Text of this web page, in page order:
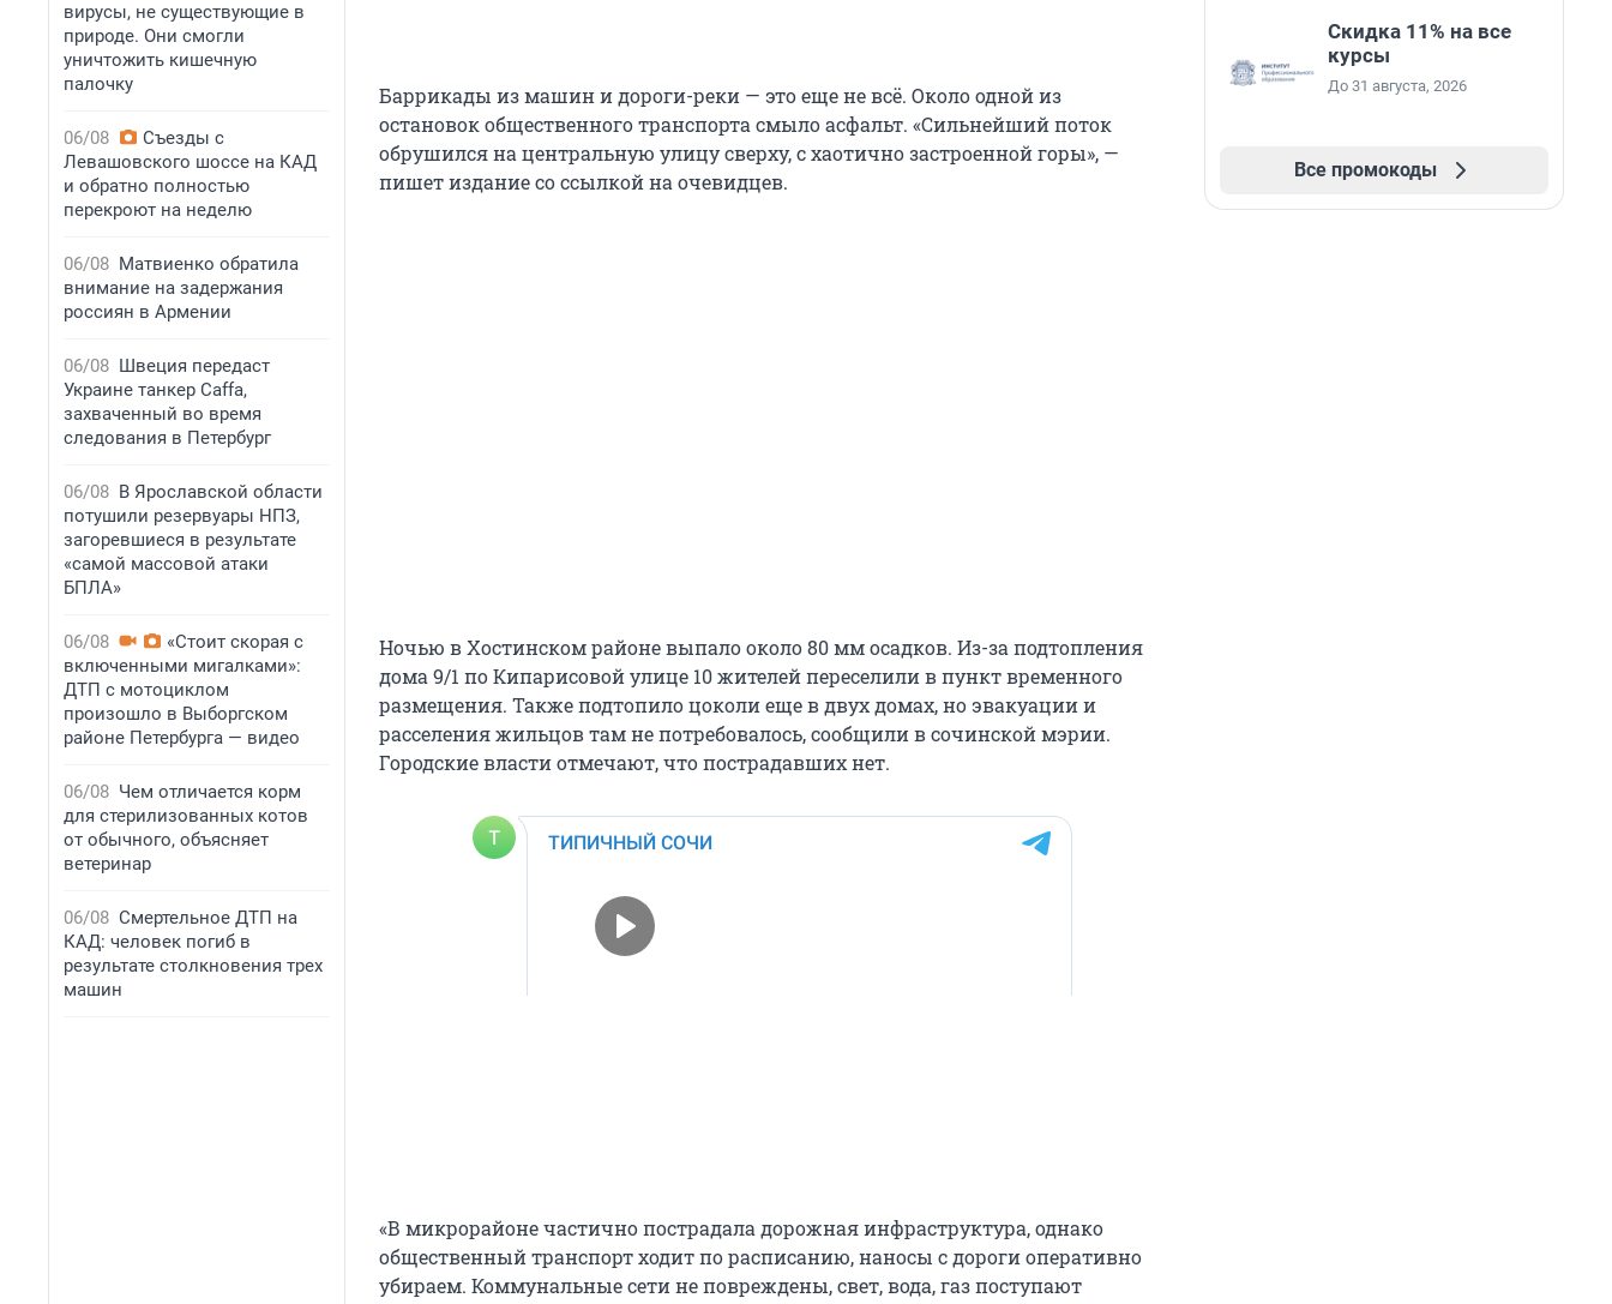
вирусы, не существующие в
природе. Они смогли
уничтожить кишечную
палочку
06/08
Съезды с
Левашовского шоссе на КАД
и обратно полностью
перекроют на неделю
06/08 Матвиенко обратила
внимание на задержания
россиян в Армении
06/08 Швеция передаст
Украине танкер Caffa,
захваченный во время
следования в Петербург
06/08 В Ярославской области
потушили резервуары НПЗ,
загоревшиеся в результате
«самой массовой атаки
БПЛА»
06/08
«Стоит скорая с
включенными мигалками»:
ДТП с мотоциклом
произошло в Выборгском
районе Петербурга — видео
06/08 Чем отличается корм
для стерилизованных котов
от обычного, объясняет
ветеринар
06/08 Смертельное ДТП на
КАД: человек погиб в
результате столкновения трех
машин
Баррикады из машин и дороги-реки — это еще не всё. Около одной из
остановок общественного транспорта смыло асфальт. «Сильнейший поток
обрушился на центральную улицу сверху, с хаотично застроенной горы», —
пишет издание со ссылкой на очевидцев.
Ночью в Хостинском районе выпало около 80 мм осадков. Из-за подтопления
дома 9/1 по Кипарисовой улице 10 жителей переселили в пункт временного
размещения. Также подтопило цоколи еще в двух домах, но эвакуации и
расселения жильцов там не потребовалось, сообщили в сочинской мэрии.
Городские власти отмечают, что пострадавших нет.
Скидка 11% на все
курсы
До 31 августа, 2026
Все промокоды